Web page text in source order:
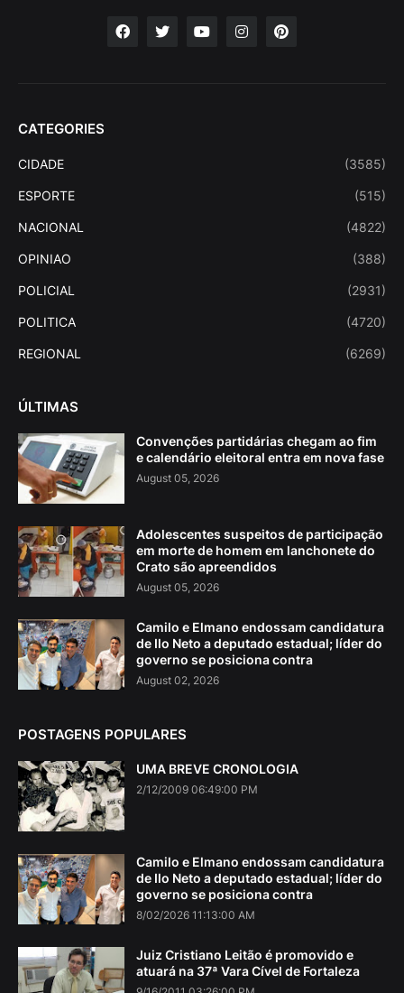
CATEGORIES
CIDADE (3585)
ESPORTE (515)
NACIONAL (4822)
OPINIAO (388)
POLICIAL (2931)
POLITICA (4720)
REGIONAL (6269)
ÚLTIMAS
Convenções partidárias chegam ao fim
e calendário eleitoral entra em nova fase
August 05, 2026
Adolescentes suspeitos de participação
em morte de homem em lanchonete do
Crato são apreendidos
August 05, 2026
Camilo e Elmano endossam candidatura
de Ilo Neto a deputado estadual; líder do
governo se posiciona contra
August 02, 2026
POSTAGENS POPULARES
UMA BREVE CRONOLOGIA
2/12/2009 06:49:00 PM
Camilo e Elmano endossam candidatura
de Ilo Neto a deputado estadual; líder do
governo se posiciona contra
8/02/2026 11:13:00 AM
Juiz Cristiano Leitão é promovido e
atuará na 37ª Vara Cível de Fortaleza